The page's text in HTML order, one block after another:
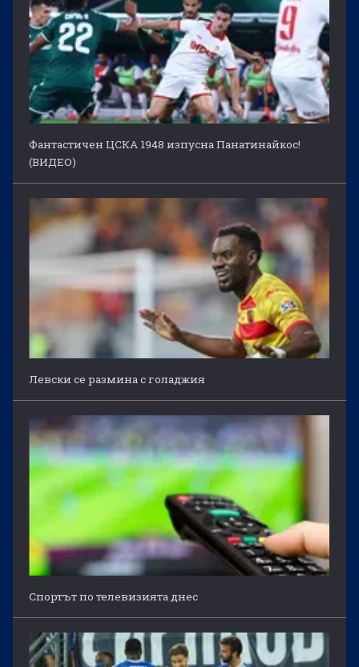
Фантастичен ЦСКА 1948 изпусна Панатинайкос!
(ВИДЕО)
Левски се размина с голаджия
Спортът по телевизията днес